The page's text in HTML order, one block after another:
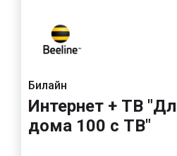
Билайн
Интернет + ТВ
дома 100 с ТВ"